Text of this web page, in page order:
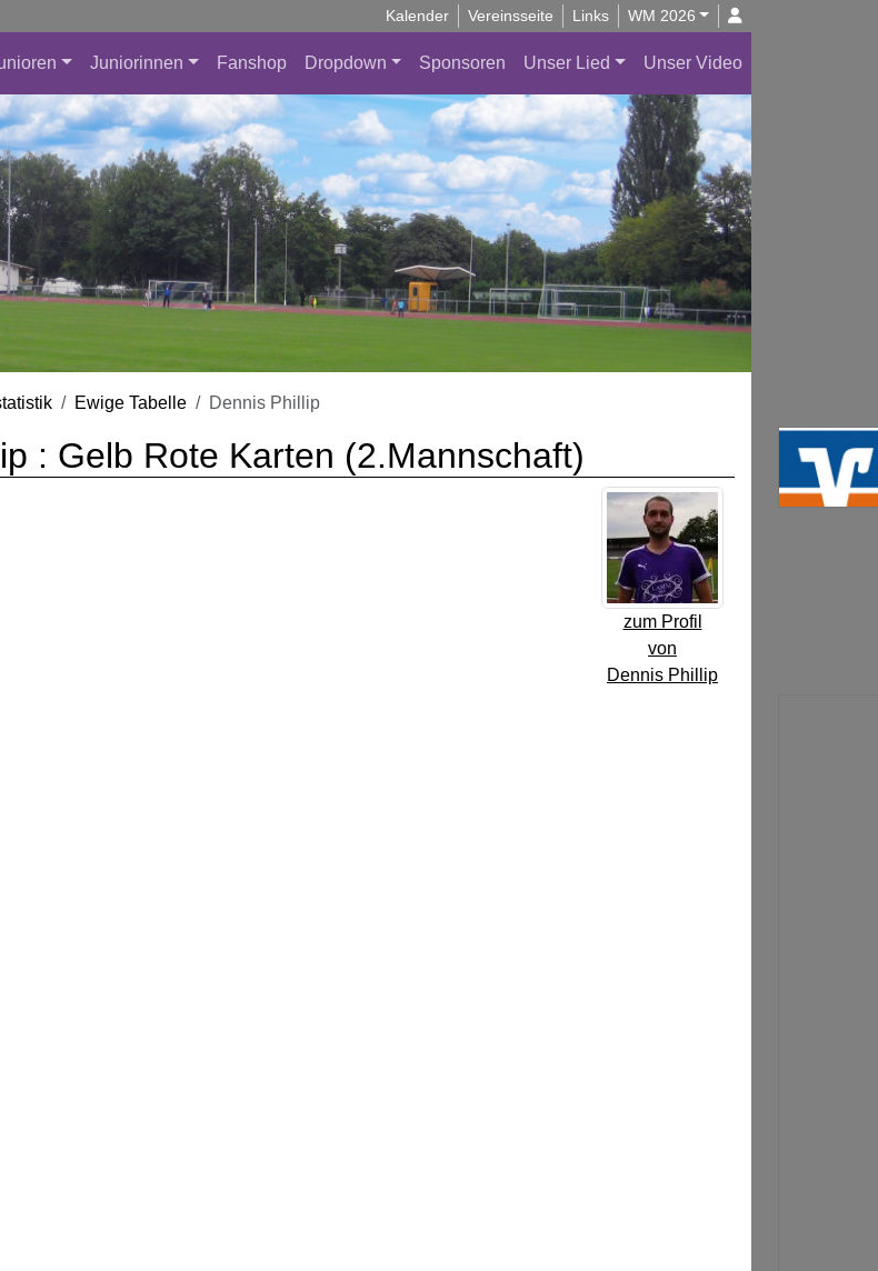
Kalender Vereinsseite Links WM 2026
Juniorinnen Fanshop Dropdown Sponsoren Unser Lied Unser Video
Ewige Tabelle Dennis Phillip
: Gelb Rote Karten (2.Mannschaft)
zum Profil
von
Dennis Phillip